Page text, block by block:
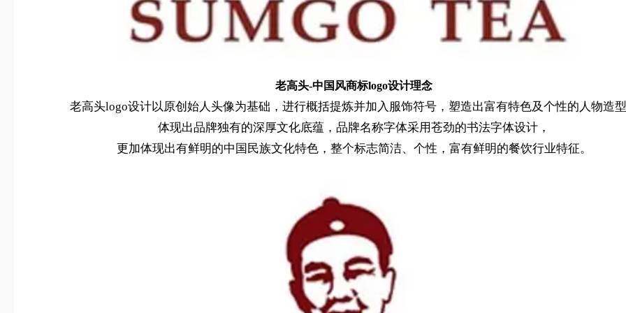
老高头-中国风商标logo设计理念
老高头logo设计以原创始人头像为基础，进行概括提炼并加入服饰符号，塑造出富有特色及个性的人物造
体现出品牌独有的深厚文化底蕴，品牌名称字体采用苍劲的书法字体设计，
更加体现出有鲜明的中国民族文化特色，整个标志简洁、个性，富有鲜明的餐饮行业特征。